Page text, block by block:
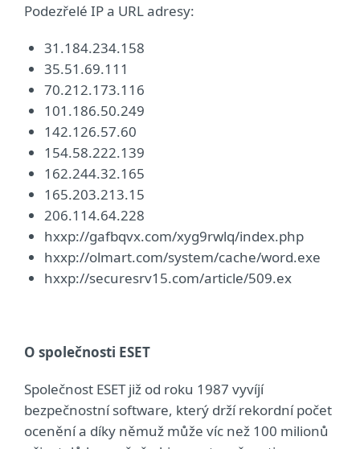
Podezřelé IP a URL adresy:
31.184.234.158
35.51.69.111
70.212.173.116
101.186.50.249
142.126.57.60
154.58.222.139
162.244.32.165
165.203.213.15
206.114.64.228
hxxp://gafbqvx.com/xyg9rwlq/index.php
hxxp://olmart.com/system/cache/word.exe
hxxp://securesrv15.com/article/509.ex
O společnosti ESET
Společnost ESET již od roku 1987 vyvíjí
bezpečnostní software, který drží rekordní počet
ocenění a díky němuž může víc než 100 milionů